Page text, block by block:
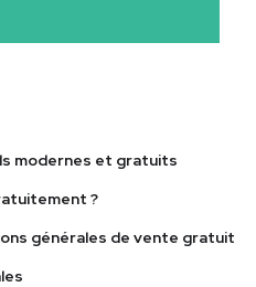
modernes et gratuits
?
générales de vente gratuit